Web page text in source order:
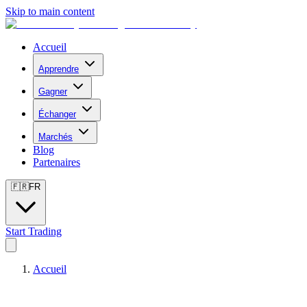
Skip to main content
Accueil
Apprendre
Gagner
Échanger
Marchés
Blog
Partenaires
🇫🇷FR
Start Trading
Accueil